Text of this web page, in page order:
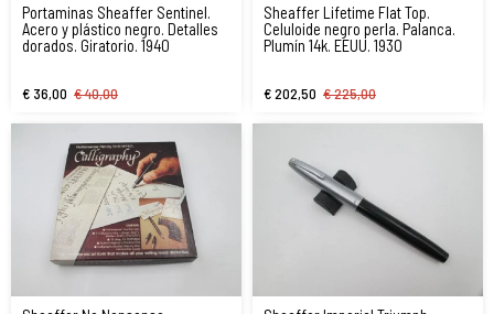
Portaminas Sheaffer Sentinel.
Acero y plástico negro. Detalles
dorados. Giratorio. 1940
€ 36,00 € 40,00
Sheaffer Lifetime Flat Top.
Celuloide negro perla. Palanca.
Plumín 14k. EEUU. 1930
€ 202,50 € 225,00